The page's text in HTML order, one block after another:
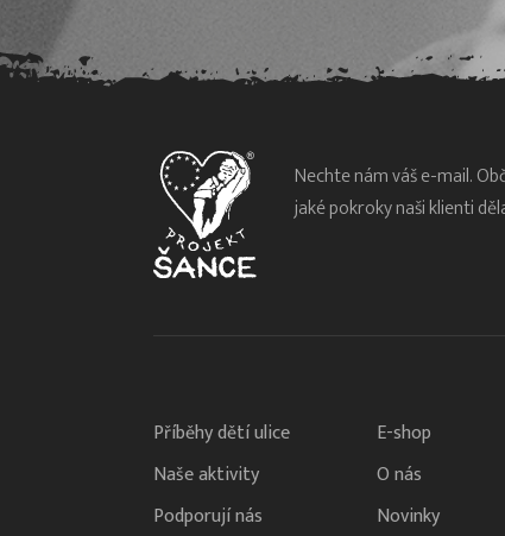
Nechte nám váš e-mail.
jaké pokroky naši klienti
Příběhy dětí ulice
Naše aktivity
Podporují nás
E-shop
O nás
Novinky